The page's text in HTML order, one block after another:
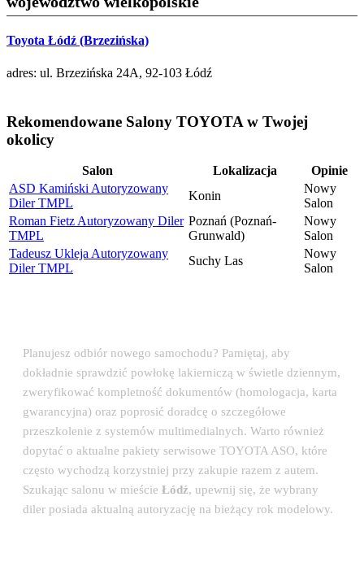
Toyota Łódź (Brzezińska)
adres: ul. Brzezińska 24A, 92-103 Łódź
Rekomendowane Salony TOYOTA w Twojej
okolicy
Salon Lokalizacja
Opinie
ASD Kamiński Autoryzowany
Diler TMPL
Konin
Nowy
Salon
Roman Fietz Autoryzowany Diler
TMPL
Poznań (Poznań-
Grunwald)
Nowy
Salon
Tadeusz Ukleja Autoryzowany
Diler TMPL
Suchy Las
Nowy
Salon
Planujesz odbiór nowego samochodu? Pamiętaj, aby
dokładnie sprawdzić powłokę lakierniczą w świetle dziennym,
zweryfikować kompletność dokumentów (homologacja, karta
gwarancyjna) oraz poprosić doradcę o szczegółowe
przeszkolenie z systemów multimedialnych. Warto również
dopytać o aktualne pakiety serwisowe TOYOTA ASO, które
często wychodzą korzystniej przy zakupie razem z autem.
Szukając salonu w mieście Łódź, upewnij się, że wybrany
diler posiada aktualną autoryzację na bieżący rok modelowy.